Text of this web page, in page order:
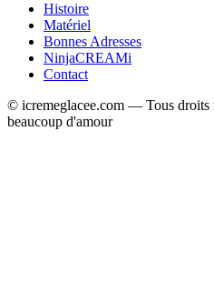
Histoire
Matériel
Bonnes Adresses
NinjaCREAMi
Contact
© icremeglacee.com — Tous droits
beaucoup d'amour